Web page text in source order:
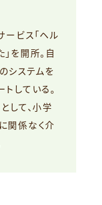
ビス「ヘル
を開所。自
システムを
している。
して、小学
関係なく介